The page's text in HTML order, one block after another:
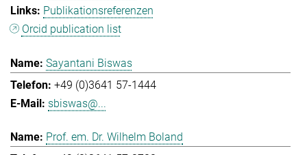
Publikationsreferenzen
Orcid publication list
Sayantani Biswas
+49 (0)3641 57-1444
sbiswas@...
Prof. em. Dr. Wilhelm Boland